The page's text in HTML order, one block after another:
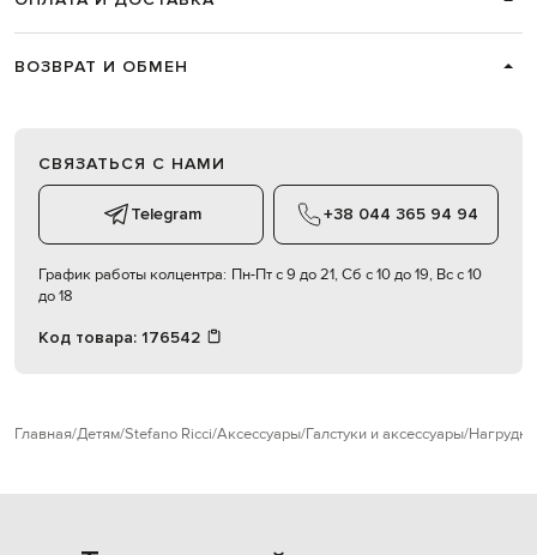
ВОЗВРАТ И ОБМЕН
СВЯЗАТЬСЯ С НАМИ
Telegram +38 044 365 94 94
График работы колцентра: Пн-Пт с 9 до 21, Сб с 10 до 19, Вс с 10
до 18
Код товара: 176542
Главная Детям Stefano Ricci Аксессуары Галстуки и аксессуары